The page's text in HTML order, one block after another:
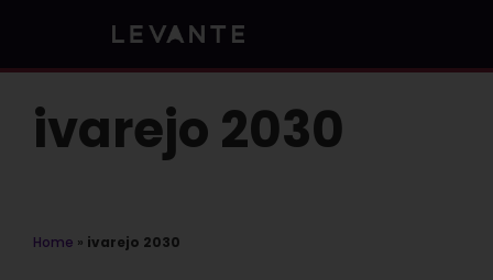
ivarejo 2030
Home » ivarejo 2030